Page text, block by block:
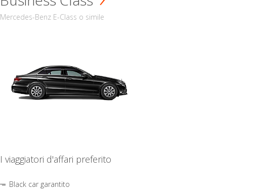
Mercedes-Benz E-Class o simile
I viaggiatori d'affari preferito
Black car garantito